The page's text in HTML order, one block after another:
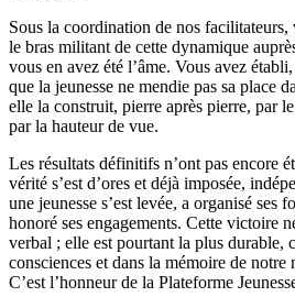
Sous la coordination de nos facilitateurs,
le bras militant de cette dynamique
vous en avez été l’âme. Vous avez
que la jeunesse ne mendie pas sa place
elle la construit, pierre après pierre, par
par la hauteur de vue.
Les résultats définitifs n’ont pas encore
vérité s’est d’ores et déjà imposée,
une jeunesse s’est levée, a organisé ses
honoré ses engagements. Cette victoire
verbal ; elle est pourtant la plus durable,
consciences et dans la mémoire de
C’est l’honneur de la Plateforme